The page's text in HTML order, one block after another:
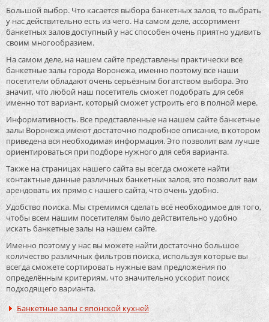
Большой выбор. Что касается выбора банкетных залов, то выбрать
у нас действительно есть из чего. На самом деле, ассортимент
банкетных залов доступный у нас способен очень приятно удивить
своим многообразием.
На самом деле, на нашем сайте представлены практически все
банкетные залы города Воронежа, именно поэтому все наши
посетители обладают очень серьёзным богатством выбора. Это
значит, что любой наш посетитель сможет подобрать для себя
именно тот вариант, который сможет устроить его в полной мере.
Информативность. Все представленные на нашем сайте банкетные
залы Воронежа имеют достаточно подробное описание, в котором
приведена вся необходимая информация. Это позволит вам лучше
ориентироваться при подборе нужного для себя варианта.
Также на страницах нашего сайта вы всегда сможете найти
контактные данные различных банкетных залов, это позволит вам
арендовать их прямо с нашего сайта, что очень удобно.
Удобство поиска. Мы стремимся сделать всё необходимое для того,
чтобы всем нашим посетителям было действительно удобно
искать банкетные залы на нашем сайте.
Именно поэтому у нас вы можете найти достаточно большое
количество различных фильтров поиска, используя которые вы
всегда сможете сортировать нужные вам предложения по
определённым критериям, что значительно ускорит поиск
подходящего варианта.
Банкетные залы с японской кухней